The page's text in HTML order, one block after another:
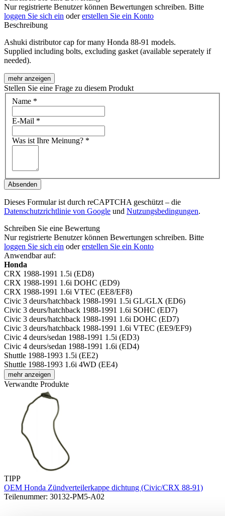
Nur registrierte Benutzer können Bewertungen schreiben. Bitte
loggen Sie sich ein odererstellen Sie ein Konto
Beschreibung
Ashuki distributor cap for many Honda 88-91 models.
Supplied including bolts, excluding gasket (available seperately if
needed).
mehr anzeigen
Stellen Sie eine Frage zu diesem Produkt
Name *
E-Mail *
Was ist Ihre Meinung? *
Absenden
Dieses Formular ist durch reCAPTCHA geschützt – die
Datenschutzrichtlinie von Google und Nutzungsbedingungen.
Schreiben Sie eine Bewertung
Nur registrierte Benutzer können Bewertungen schreiben. Bitte
loggen Sie sich ein odererstellen Sie ein Konto
Anwendbar auf:
Honda
CRX 1988-1991 1.5i (ED8)
CRX 1988-1991 1.6i DOHC (ED9)
CRX 1988-1991 1.6i VTEC (EE8/EF8)
Civic 3 deurs/hatchback 1988-1991 1.5i GL/GLX (ED6)
Civic 3 deurs/hatchback 1988-1991 1.6i SOHC (ED7)
Civic 3 deurs/hatchback 1988-1991 1.6i DOHC (ED7)
Civic 3 deurs/hatchback 1988-1991 1.6i VTEC (EE9/EF9)
Civic 4 deurs/sedan 1988-1991 1.5i (ED3)
Civic 4 deurs/sedan 1988-1991 1.6i (ED4)
Shuttle 1988-1993 1.5i (EE2)
Shuttle 1988-1993 1.6i 4WD (EE4)
mehr anzeigen
Verwandte Produkte
TIPP
OEM Honda Zündverteilerkappe dichtung (Civic/CRX 88-91)
Teilenummer: 30132-PM5-A02